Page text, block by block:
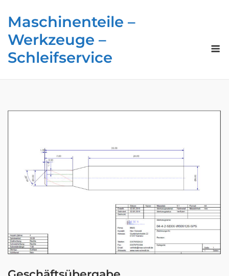
Maschinenteile –
Werkzeuge –
Schleifservice